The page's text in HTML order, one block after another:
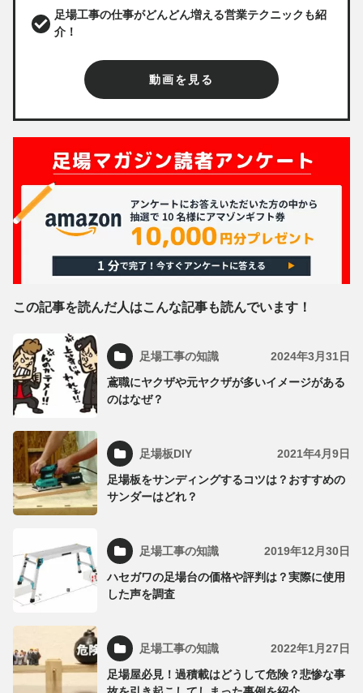
足場工事の仕事がどんどん増える営業テクニックも紹
介！
動画を見る
この記事を読んだ人はこんな記事も読んでいます！
足場工事の知識 2024年3月31日
鳶職にヤクザや元ヤクザが多いイメージがある
のはなぜ？
足場板DIY 2021年4月9日
足場板をサンディングするコツは？おすすめの
サンダーはどれ？
足場工事の知識 2019年12月30日
ハセガワの足場台の価格や評判は？実際に使用
した声を調査
足場工事の知識 2022年1月27日
足場屋必見！過積載はどうして危険？悲惨な事